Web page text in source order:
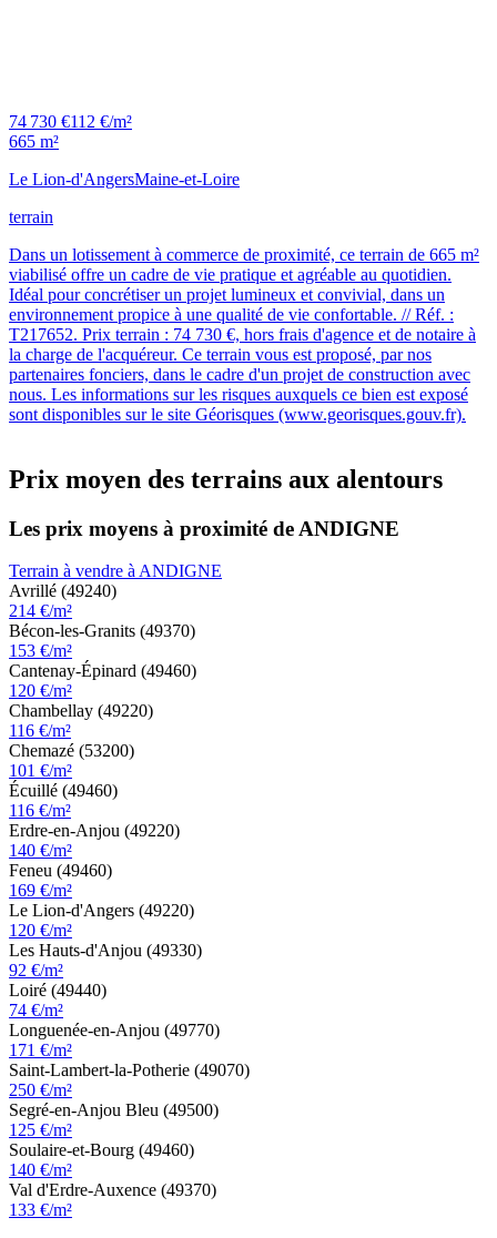
74 730 €112 €/m²
665 m²
Le Lion-d'AngersMaine-et-Loire
terrain
Dans un lotissement à commerce de proximité, ce terrain de 665 m²
viabilisé offre un cadre de vie pratique et agréable au quotidien.
Idéal pour concrétiser un projet lumineux et convivial, dans un
environnement propice à une qualité de vie confortable. // Réf. :
T217652. Prix terrain : 74 730 €, hors frais d'agence et de notaire à
la charge de l'acquéreur. Ce terrain vous est proposé, par nos
partenaires fonciers, dans le cadre d'un projet de construction avec
nous. Les informations sur les risques auxquels ce bien est exposé
sont disponibles sur le site Géorisques (www.georisques.gouv.fr).
Prix moyen des terrains aux alentours
Les prix moyens à proximité de ANDIGNE
Terrain à vendre à ANDIGNE
Avrillé (49240)
214 €/m²
Bécon-les-Granits (49370)
153 €/m²
Cantenay-Épinard (49460)
120 €/m²
Chambellay (49220)
116 €/m²
Chemazé (53200)
101 €/m²
Écuillé (49460)
116 €/m²
Erdre-en-Anjou (49220)
140 €/m²
Feneu (49460)
169 €/m²
Le Lion-d'Angers (49220)
120 €/m²
Les Hauts-d'Anjou (49330)
92 €/m²
Loiré (49440)
74 €/m²
Longuenée-en-Anjou (49770)
171 €/m²
Saint-Lambert-la-Potherie (49070)
250 €/m²
Segré-en-Anjou Bleu (49500)
125 €/m²
Soulaire-et-Bourg (49460)
140 €/m²
Val d'Erdre-Auxence (49370)
133 €/m²